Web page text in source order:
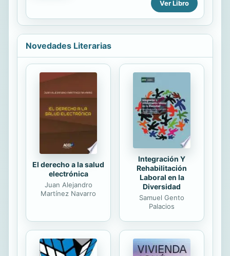
bordo de un barco que recorría el
río. Pero ése era el menor de sus
ilusiones desde que, en los años
cuarenta, abandonó su modesta
carrera de cantante por un
romanticismo que predicaban las
canciones y películas de la época.
Una vida en busca de amor y de
verdaderos afectos en la que una
extravagante mujer, la glamurosa y
egocéntrica Julia, acaba
convirtiéndose en una influencia sutil
pero constante. Ya en la madurez,
en un mundo nuevo que parece...
Ver Libro
Novedades Literarias
El derecho a la salud
electrónica
Juan Alejandro
Martínez Navarro
Integración Y
Rehabilitación
Laboral en la
Diversidad
Samuel Gento
Palacios